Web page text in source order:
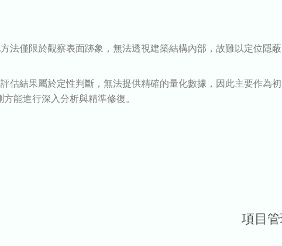
法僅限於觀察表面跡象，無法透視建築結構內部，故難以定位隱
估結果屬於定性判斷，無法提供精確的量化數據，因此主要作為
能進行深入分析與精準修復。
項目